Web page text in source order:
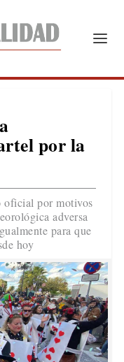
por la
oficial por motivos
adversa
para que
hoy